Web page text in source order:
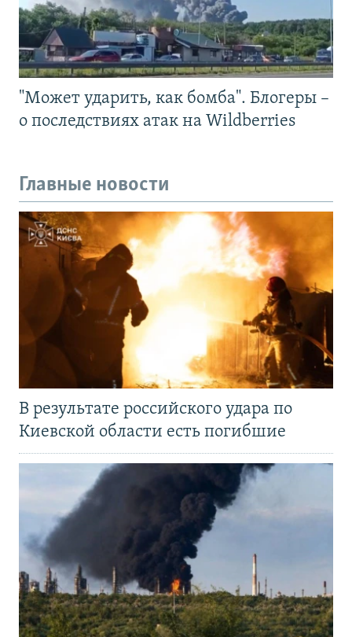
"Может ударить, как бомба". Блогеры –
о последствиях атак на Wildberries
Главные новости
В результате российского удара по
Киевской области есть погибшие